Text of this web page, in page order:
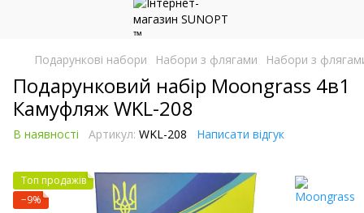
Подарункові набори Набори з флягами Набори з
Подарунковий набір Moongrass 4в1
Камуфляж WKL-208
В наявності Артикул: WKL-208 Написати відгук
Топ продажів
−9%